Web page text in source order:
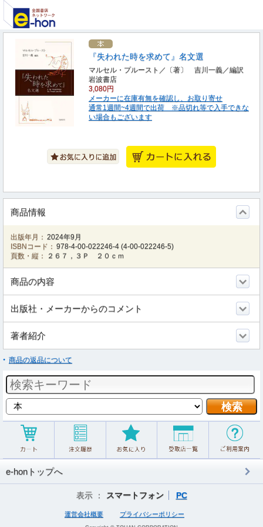
『失われた時を求めて』名文選
マルセル・プルースト／〔著〕 吉川一義／編訳
岩波書店
3,080円
メーカーに在庫有無を確認し、お取り寄せ
通常1週間~4週間で出荷 ※品切れ等で入手できな
い場合もございます
商品情報
出版年月： 2024年9月
ISBNコード： 978-4-00-022246-4 (4-00-022246-5)
頁数・縦：
２６７，３Ｐ ２０ｃｍ
商品の内容
出版社・メーカーからのコメント
著者紹介
商品の返品について
e-honトップへ
表示 ： スマートフォン PC
運営会社概要 プライバシーポリシー